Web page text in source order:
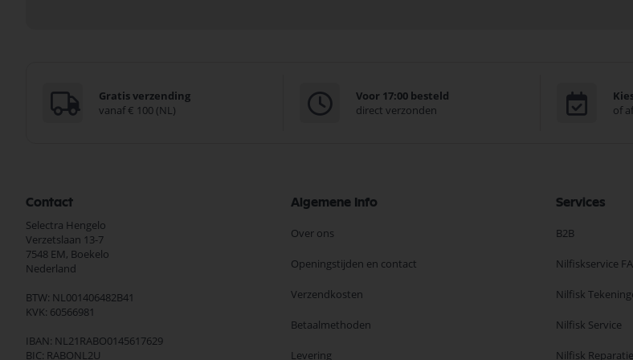
Gratis verzending
vanaf € 100 (NL)
Voor 17:00 besteld
direct verzonden
of
Contact
Selectra Hengelo
Verzetslaan 13-7
7548 EM, Boekelo
Nederland
BTW: NL001406482B41
KVK: 60566981
IBAN: NL21RABO0145617629
BIC: RABONL2U
Algemene Info
Over ons
Openingstijden en contact
Verzendkosten
Betaalmethoden
Levering
Services
B2B
Nilfiskservice
Nilfisk
Nilfisk Service
Nilfisk